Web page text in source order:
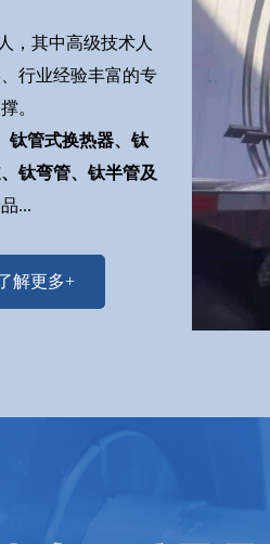
，其中高级技术人
行业经验丰富的专
。
钛管式换热器、钛
钛弯管、钛半管及
...
解更多+